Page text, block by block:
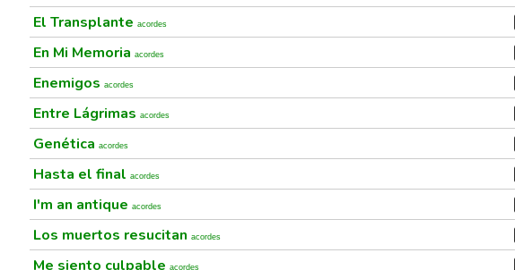
El Transplante acordes
En Mi Memoria acordes
Enemigos acordes
Entre Lágrimas acordes
Genética acordes
Hasta el final acordes
I'm an antique acordes
Los muertos resucitan acordes
Me siento culpable acordes